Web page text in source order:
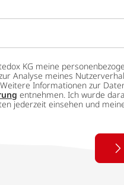
KG meine
Analyse meines
Informationen zur
entnehmen. Ich wurde
jederzeit einsehen und